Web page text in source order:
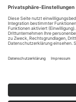
Verlagsinfo
Weitere